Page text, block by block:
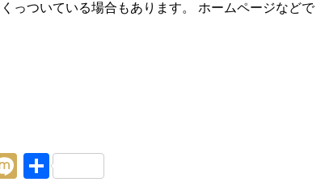
っついている場合もあります。 ホームページなどで
M 共